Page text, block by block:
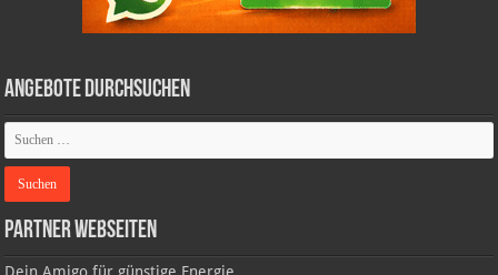
Angebote durchsuchen
Partner Webseiten